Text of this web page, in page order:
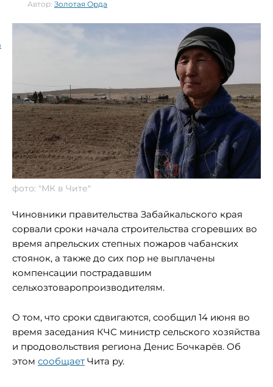
Автор: Золотая Орда
фото: "МК в Чите"
Чиновники правительства Забайкальского края
сорвали сроки начала строительства сгоревших во
время апрельских степных пожаров чабанских
стоянок, а также до сих пор не выплачены
компенсации пострадавшим
сельхозтоваропроизводителям.
О том, что сроки сдвигаются, сообщил 14 июня во
время заседания КЧС министр сельского хозяйства
и продовольствия региона Денис Бочкарёв. Об
этом сообщает Чита ру.